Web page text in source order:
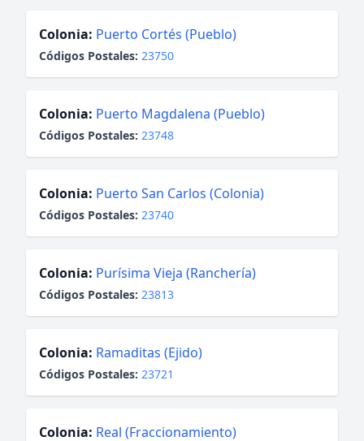
Colonia: Puerto Cortés (Pueblo)
Códigos Postales: 23750
Colonia: Puerto Magdalena (Pueblo)
Códigos Postales: 23748
Colonia: Puerto San Carlos (Colonia)
Códigos Postales: 23740
Colonia: Purísima Vieja (Ranchería)
Códigos Postales: 23813
Colonia: Ramaditas (Ejido)
Códigos Postales: 23721
Colonia: Real (Fraccionamiento)